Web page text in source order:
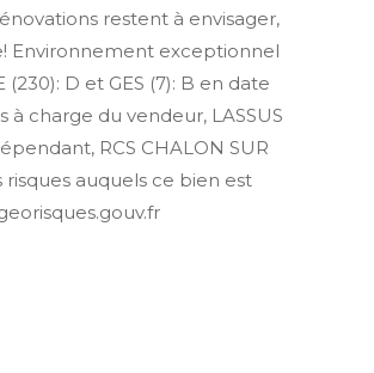
restent à envisager,
Environnement exceptionnel
D et GES (7): B en date
à charge du vendeur, LASSUS
RCS CHALON SUR
risques auquels ce bien est